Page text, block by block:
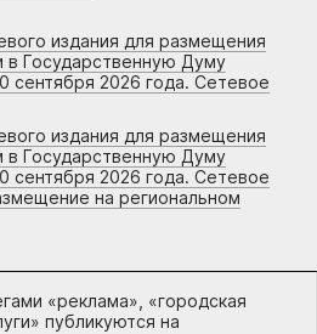
издания для размещения
в Государственную Думу
сентября 2026 года. Сетевое
издания для размещения
в Государственную Думу
сентября 2026 года. Сетевое
на региональном
«реклама», «городская
публикуются на